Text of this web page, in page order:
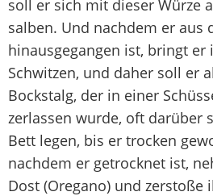
soll er sich mit dieser Würze
salben. Und nachdem er aus
hinausgegangen ist, bringt er
Schwitzen, und daher soll er
Bockstalg, der in einer
zerlassen wurde, oft darüber
Bett legen, bis er trocken
nachdem er getrocknet ist,
Dost (Oregano) und zerstoße